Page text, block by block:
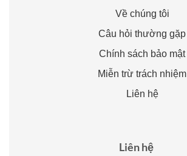
Về chúng tôi
Câu hỏi thường gặp
Chính sách bảo mật
Miễn trừ trách nhiệm
Liên hệ
Liên hệ